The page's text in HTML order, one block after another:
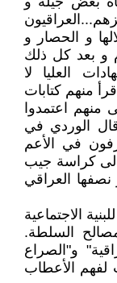
و الحصار و
و بعد كل ذلك
العليا لا
منهم كتابات
منهم اعتمدوا
الوردي في
في الأعم
الى كراسة جيب
العراقي
الاجتماعية
السلطة.
و"الصراع
لفهم الأعطاب